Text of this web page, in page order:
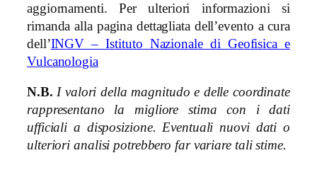
aggiornamenti. Per ulteriori informazioni si
rimanda alla pagina dettagliata dell’evento a cura
dell’INGV – Istituto Nazionale di Geofisica e
Vulcanologia
N.B. I valori della magnitudo e delle coordinate
rappresentano la migliore stima con i dati
ufficiali a disposizione. Eventuali nuovi dati o
ulteriori analisi potrebbero far variare tali stime.